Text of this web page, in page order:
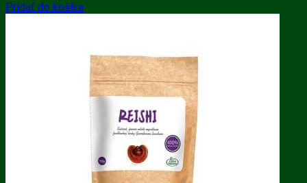
Pridať do košíka